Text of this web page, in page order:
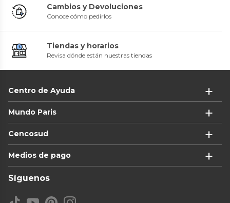
Cambios y Devoluciones
Conoce cómo pedirlos
Tiendas y horarios
Revisa dónde están nuestras tiendas
Centro de Ayuda
Mundo Paris
Cencosud
Medios de pago
Síguenos